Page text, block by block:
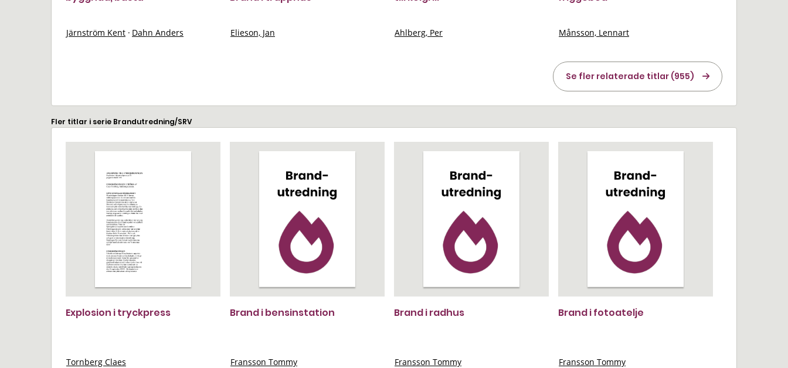
Järnström Kent · Dahn Anders Elieson, Jan Ahlberg, Per Månsson, Lennart
Se fler relaterade titlar (955)
Fler titlar i serie Brandutredning/SRV
Explosion i tryckpress
Tornberg Claes
Brand i bensinstation
Fransson Tommy
Brand i radhus
Fransson Tommy
Brand i fotoatelje
Fransson Tommy